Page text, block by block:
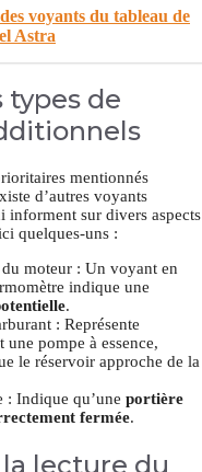
voyants du tableau de
Astra
de
mentionnés
d’autres voyants
informent sur divers aspects
quelques-uns :
moteur : Un voyant en
indique une
.
: Représente
une pompe à essence,
le réservoir approche de la
: Indique qu’une portière
fermée.
lecture du